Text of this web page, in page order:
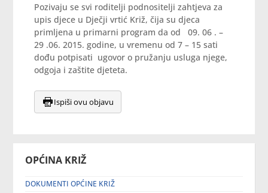
OPĆINA KRIŽ
DOKUMENTI OPĆINE KRIŽ
Pozivaju se svi roditelji podnositelji zahtjeva za
upis djece u Dječji vrtić Križ, čija su djeca
primljena u primarni program da od 09. 06 . –
29 .06. 2015. godine, u vremenu od 7 – 15 sati
dođu potpisati ugovor o pružanju usluga njege,
odgoja i zaštite djeteta.
Ispiši ovu objavu